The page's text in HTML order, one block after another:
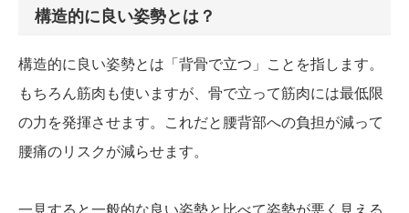
構造的に良い姿勢とは？
構造的に良い姿勢とは「背骨で立つ」ことを指します。
もちろん筋肉も使いますが、骨で立って筋肉には最低限
の力を発揮させます。これだと腰背部への負担が減って
腰痛のリスクが減らせます。